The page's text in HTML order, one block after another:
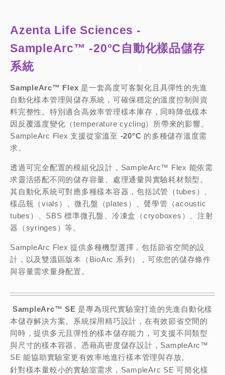
Azenta Life Sciences -
SampleArc™ -20°C自動化樣品儲存
系統
SampleArc™ Flex 是一套高度可客製化且具彈性的先進
自動化樣本管理與儲存系統，可確保穩定的溫度控制與資
料完整性。特別適合高效率管理樣本庫存，同時降低樣本
因反覆溫度變化（temperature cycling）所帶來的影響。
SampleArc Flex 支援從室溫至 -20°C 的多種儲存溫度需
求。
透過可完全配置的模組化設計，SampleArc™ Flex 能依需
求靈活搭配不同的儲存容量、處理通量與實驗耗材類型。
其自動化系統可對應多種樣本容器，包括試管（tubes）、
樣品瓶（vials）、微孔盤（plates）、聲學管（acoustic
tubes）、SBS 標準微孔盤、冷凍盒（cryoboxes）、注射
器（syringes）等。
SampleArc Flex 提供多種機型選擇，包括節省空間的設
計，以及雙溫區版本（BioArc 系列），可依您的儲存條件
與容量需求量身配置。
SampleArc™ SE 是專為現代實驗室打造的先進自動化樣
本儲存解決方案。系統採用精巧設計，在有效節省空間的
同時，提供多元且彈性的樣本儲存能力，可支援不同類型
與尺寸的樣本容器。憑藉高密度儲存設計，SampleArc™
SE 能協助實驗室更有效率地進行樣本管理與存放。
針對樣本量較小的實驗室需求，SampleArc SE 可簡化樣